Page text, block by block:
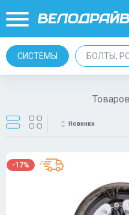
СИСТЕМЫ БОЛТЫ,
Новинки
-17%